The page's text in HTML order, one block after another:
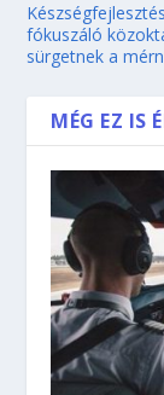
fókuszáló
sürgetnek a
MÉG EZ IS